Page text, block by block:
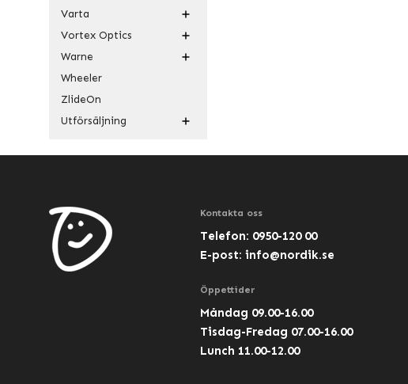
Varta
Vortex Optics
Warne
Wheeler
ZlideOn
Utförsäljning
Kontakta oss
Telefon: 0950-120 00
E-post: info@nordik.se
Öppettider
Måndag 09.00-16.00
Tisdag-Fredag 07.00-16.00
Lunch 11.00-12.00